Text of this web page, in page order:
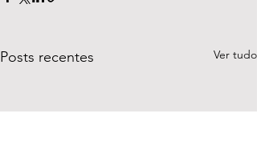
Posts recentes Ver tudo